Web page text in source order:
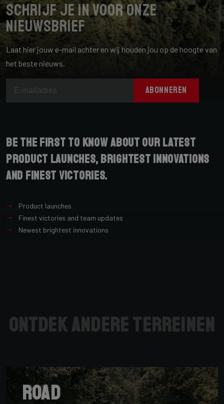
Schrijf je in voor onze
nieuwsbrief
Laat hier jouw e-mail achter en wij houden jou op de hoogte van
het beste nieuws.
ABONNEREN
Be the first to know about our latest
product launches, brightest innovations
and finest victories.
Product launches
Finest victories and team updates
Newest brightest innovations
Ontdek andere terreinen
Road